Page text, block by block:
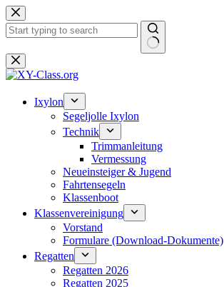
Zum
Inhalt
springen
Keine
Ergebnisse
Ixylon
Segeljolle Ixylon
Technik
Trimmanleitung
Vermessung
Neueinsteiger & Jugend
Fahrtensegeln
Klassenboot
Klassenvereinigung
Vorstand
Formulare (Download-Dokumente)
Regatten
Regatten 2026
Regatten 2025